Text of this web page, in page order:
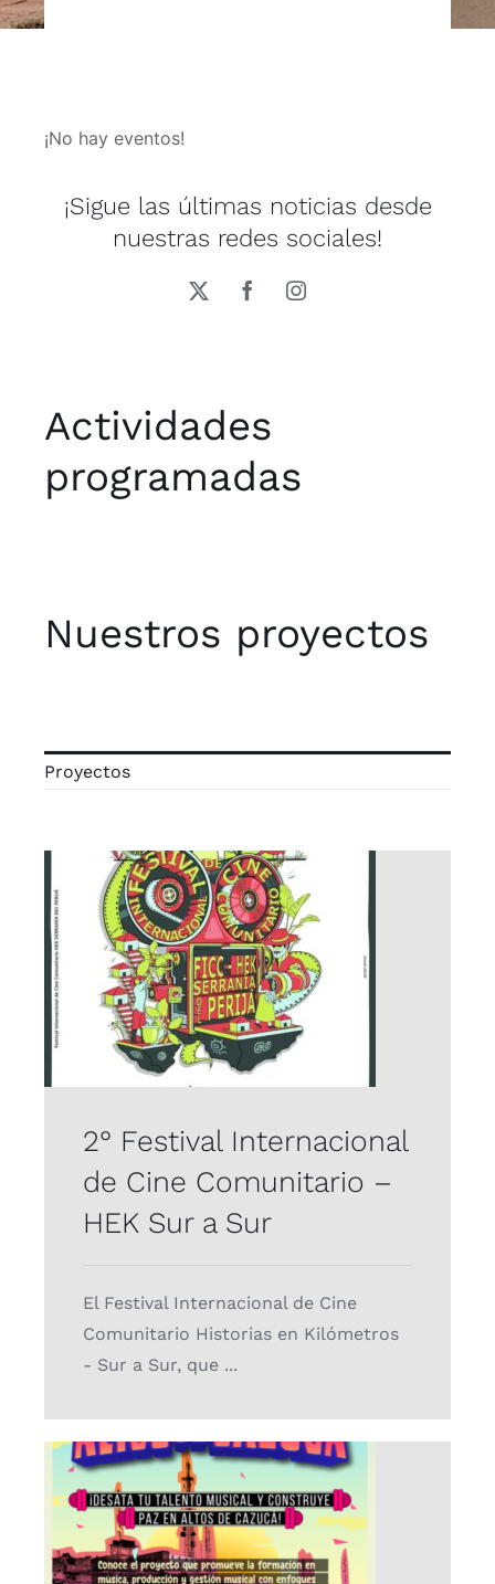
Actividades
programadas
¡No hay eventos!
¡Sigue las últimas noticias desde
nuestras redes sociales!
Nuestros proyectos
Proyectos
2° Festival Internacional
de Cine Comunitario –
HEK Sur a Sur
Proyectos
2° Festival Internacional
de Cine Comunitario –
HEK Sur a Sur
El Festival Internacional de Cine
Comunitario Historias en Kilómetros
- Sur a Sur, que ...
Voces de Altos de
Cazucá